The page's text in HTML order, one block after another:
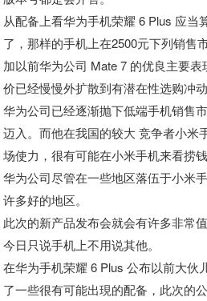
从配备上看华为手机荣耀 6 Plus 应当
了，那样的手机上在2500元下列销售
加以前华为公司 Mate 7 的优良主要
价已经慢慢外扩散到有潜在性选购冲动
华为公司已经逐渐抛下低端手机销售
迈入。而他在我国的较大 竞争者小米
场使力，很有可能在小米手机来看捞
华为公司尽管在一些地区落伍于小米
许多好的地区。
此次的新产品发布会就会有许多非常
今日只说手机上不用说其他。
在华为手机荣耀 6 Plus 公布以前大伙
了一些很有可能出現的配备，此次的